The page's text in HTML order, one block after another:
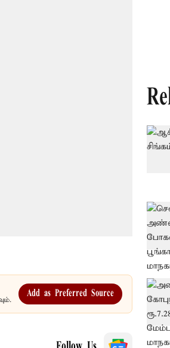
Add as Preferred Source